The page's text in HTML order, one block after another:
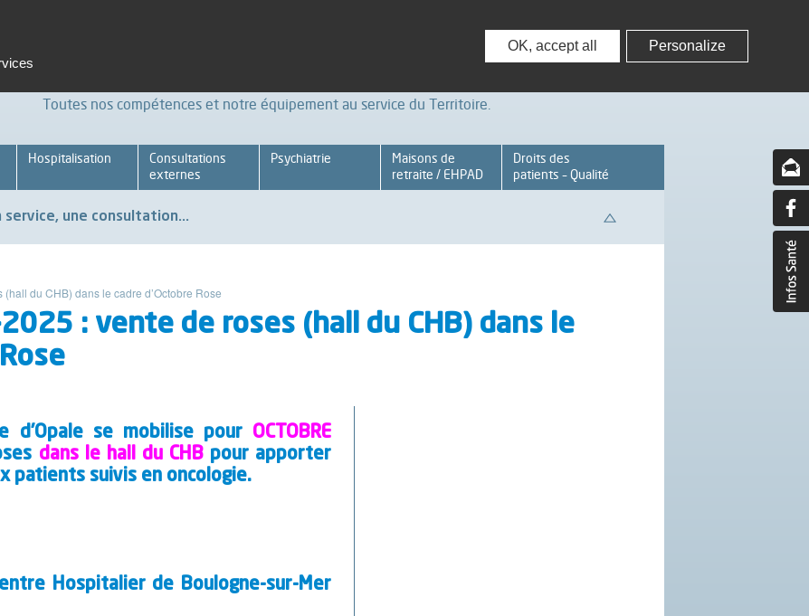
Toutes nos compétences et notre équipement au service du Territoire.
Hospitalisation
Consultations
externes
Psychiatrie
Maisons de
retraite / EHPAD
Droits des
patients – Qualité
service, une consultation...
du CHB) dans le cadre d’Octobre Rose
: vente de roses (hall du CHB) dans le
d’Opale se mobilise pour OCTOBRE
dans le hall du CHBpour apporter
patients suivis en oncologie.
Hospitalier de Boulogne-sur-Mer
OK, accept all Personalize